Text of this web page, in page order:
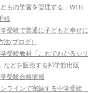
もの学習を管理する WEB
帳
受験で普通に子どもと幸せに
法(ブログ）
受験教材「これでわかるシリ
などを販売する邦学館出版
受験合格情報
ラインで完結する中学受験